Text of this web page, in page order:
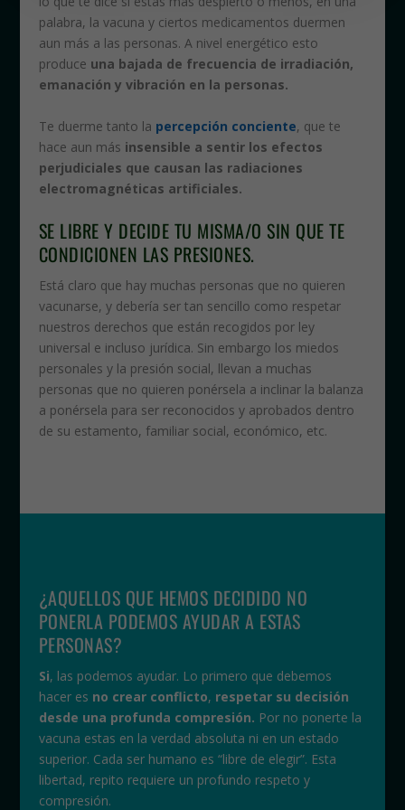
palabra, la vacuna y ciertos medicamentos duermen
aun más a las personas. A nivel energético esto
produce una bajada de frecuencia de irradiación,
emanación y vibración en la personas.
Te duerme tanto la percepción conciente, que te
hace aun más insensible a sentir los efectos
perjudiciales que causan las radiaciones
electromagnéticas artificiales.
SE LIBRE Y DECIDE TU MISMA/O SIN QUE TE
CONDICIONEN LAS PRESIONES.
Está claro que hay muchas personas que no quieren
vacunarse, y debería ser tan sencillo como respetar
nuestros derechos que están recogidos por ley
universal e incluso jurídica. Sin embargo los miedos
personales y la presión social, llevan a muchas
personas que no quieren ponérsela a inclinar la balanza
a ponérsela para ser reconocidos y aprobados dentro
de su estamento, familiar social, económico, etc.
¿AQUELLOS QUE HEMOS DECIDIDO NO
PONERLA PODEMOS AYUDAR A ESTAS
PERSONAS?
Si, las podemos ayudar. Lo primero que debemos
hacer es no crear conflicto, respetar su decisión
desde una profunda compresión. Por no ponerte la
vacuna estas en la verdad absoluta ni en un estado
superior. Cada ser humano es “libre de elegir”. Esta
libertad, repito requiere un profundo respeto y
compresión.